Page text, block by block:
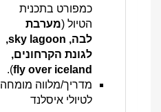
כמפורט בתכנית
הטיול (מערבת
לבה, sky lagoon
,
לגונת הקרחונים,
fly over iceland
).
מדריך/מלווה מומחה
לטיולי איסלנד